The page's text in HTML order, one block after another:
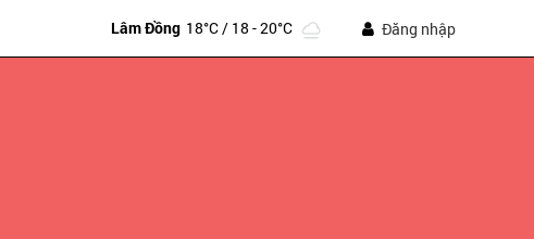
Lâm Đồng 18°C/ 18 - 20°C Đăng nhập